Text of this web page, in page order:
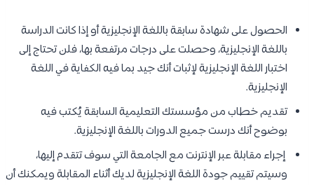
الحصول على شهادة سابقة باللغة الإنجليزية أو إذا كانت الدراسة
باللغة الإنجليزية، وحصلت على درجات مرتفعة بها، فلن تحتاج إلى
اختبار اللغة الإنجليزية لإثبات أنك جيد بما فيه الكفاية في اللغة
الإنجليزية.
تقديم خطاب من مؤسستك التعليمية السابقة يُكتب فيه
بوضوح أنك درست جميع الدورات باللغة الإنجليزية.
إجراء مقابلة عبر الإنترنت مع الجامعة التي سوف تتقدم إليها،
وسيتم تقييم جودة اللغة الإنجليزية لديك أثناء المقابلة ويمكنك أن